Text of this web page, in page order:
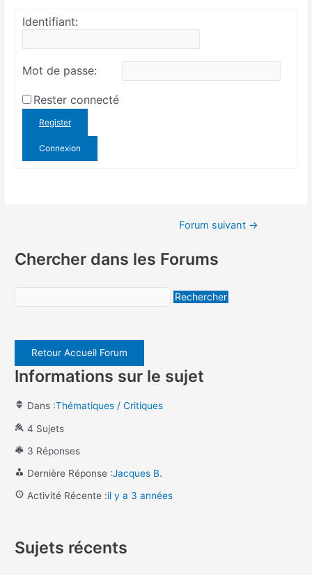
Identifiant:
Mot de passe:
Rester connecté
Register
Connexion
Forum suivant →
Chercher dans les Forums
Retour Accueil Forum
Informations sur le sujet
Dans :Thématiques / Critiques
4 Sujets
3 Réponses
Dernière Réponse :Jacques B.
Activité Récente :il y a 3 années
Sujets récents